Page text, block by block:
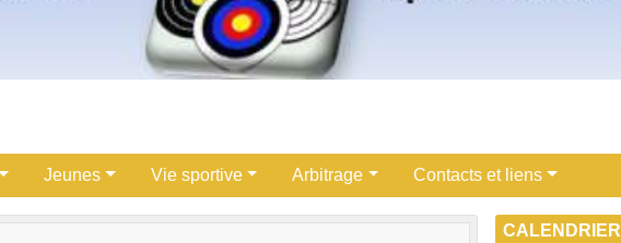
Jeunes Vie sportive Arbitrage Contacts et liens
CALENDRIER